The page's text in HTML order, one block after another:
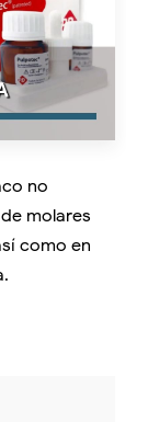
no
molares
como en